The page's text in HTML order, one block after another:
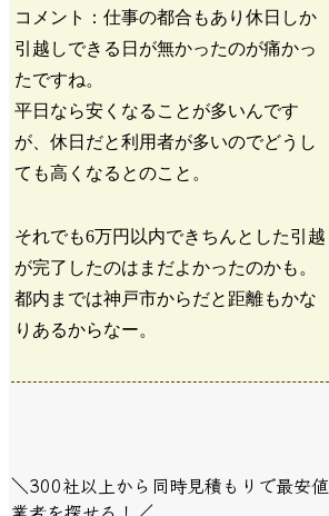
コメント：仕事の都合もあり休日しか
引越しできる日が無かったのが痛かっ
たですね。
平日なら安くなることが多いんです
が、休日だと利用者が多いのでどうし
ても高くなるとのこと。
それでも6万円以内できちんとした引越
が完了したのはまだよかったのかも。
都内までは神戸市からだと距離もかな
りあるからなー。
＼300社以上から同時見積もりで最安値